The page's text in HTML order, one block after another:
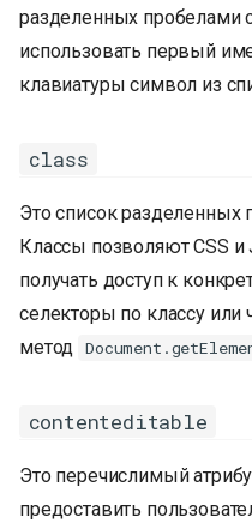
разделенных пробелами
использовать первый
клавиатуры символ из
class
Это список разделенных
Классы позволяют CSS
получать доступ к
селекторы по классу или
метод
contenteditable
Это перечислимый
предоставить